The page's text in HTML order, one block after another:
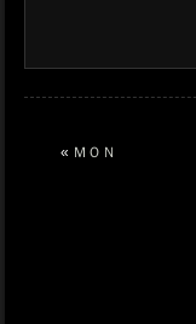
« ＭＯＮ